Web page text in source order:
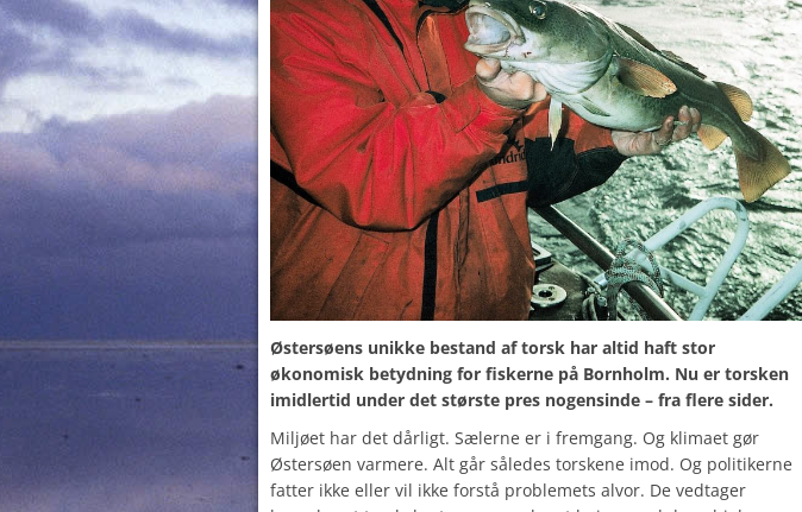
Østersøens unikke bestand af torsk har altid haft stor
økonomisk betydning for fiskerne på Bornholm. Nu er torsken
imidlertid under det største pres nogensinde – fra flere sider.
Miljøet har det dårligt. Sælerne er i fremgang. Og klimaet gør
Østersøen varmere. Alt går således torskene imod. Og politikerne
fatter ikke eller vil ikke forstå problemets alvor. De vedtager